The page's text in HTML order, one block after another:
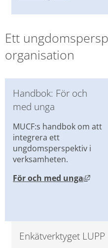
Ett
organisation
Handbok: För och
med unga
MUCF:s handbok om att
integrera ett
ungdomsperspektiv i
verksamheten.
För och med unga
Enkätverktyget LUPP